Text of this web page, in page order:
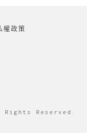
權政策
Rights Reserved.